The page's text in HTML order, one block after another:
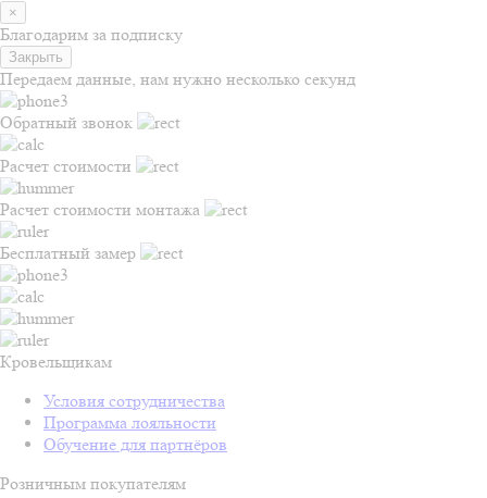
×
Благодарим за подписку
Закрыть
Передаем данные, нам нужно несколько секунд
Обратный звонок
Расчет стоимости
Расчет стоимости монтажа
Бесплатный замер
Кровельщикам
Условия сотрудничества
Программа лояльности
Обучение для партнёров
Розничным покупателям